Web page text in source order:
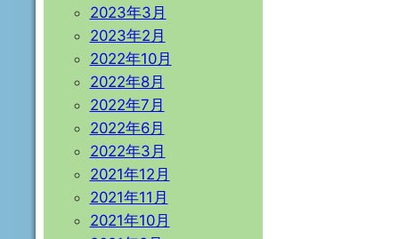
2023年3月
2023年2月
2022年10月
2022年8月
2022年7月
2022年6月
2022年3月
2021年12月
2021年11月
2021年10月